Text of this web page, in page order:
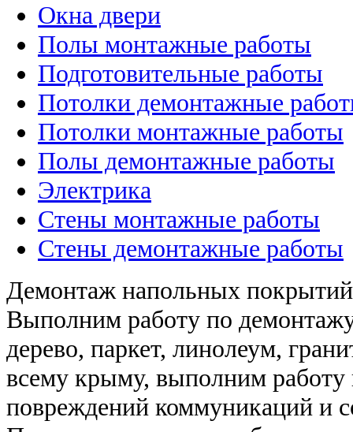
Окна двери
Полы монтажные работы
Подготовительные работы
Потолки демонтажные
Потолки монтажные работы
Полы демонтажные работы
Электрика
Стены монтажные работы
Стены демонтажные работы
Демонтаж напольных
Выполним работу по
дерево, паркет, линолеум,
всему крыму, выполним работу
повреждений коммуникаций и